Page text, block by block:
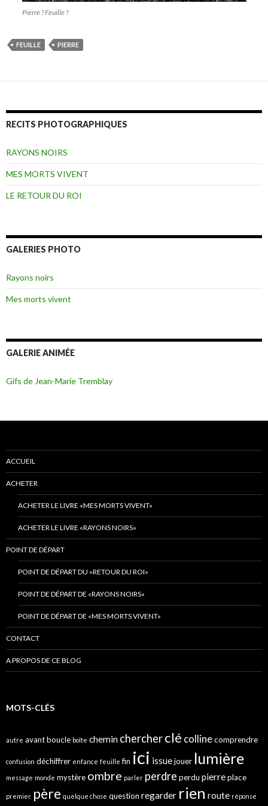
Pierre ? Feuille ?
FEUILLE PIERRE
RECITS PHOTOGRAPHIQUES
RAYONS NOIRS
MES MORTS VIVENT
LE RETOUR DU ROI
GALERIES PHOTO
Rayons noirs
Mes morts vivent
GALERIE ANIMÉE
Gifs de Jean-Marie Tremblay
ACCUEIL
ACHETER
ACHETER LE LIVRE «MES MORTS VIVENT»
ACHETER LE LIVRE «RAYONS NOIRS»
POINT DE DÉPART
POINT DE DÉPART DU «RETOUR DU ROI»
POINT DE DÉPART DE «RAYONS NOIRS»
POINT DE DÉPART DE «MES MORTS VIVENT»
CONTACT
A PROPOS DE CE BLOG
MOTS-CLÉS
autre avantboucle boîte chemin chercherclé collinecomprendre
confusion déchiffrer enfance feuille fin ici issuejouer lumière
message monde mystère ombre parler perdre perdu pierreplace
premier père quelque chose question regarder rien route réponse